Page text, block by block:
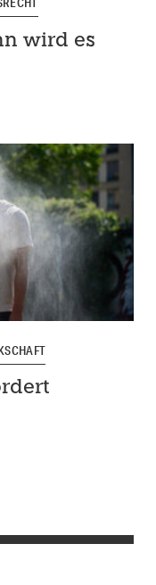
wird es